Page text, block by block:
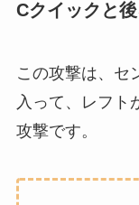
Cクイックと
この攻撃は、セ
入って、レフト
攻撃です。